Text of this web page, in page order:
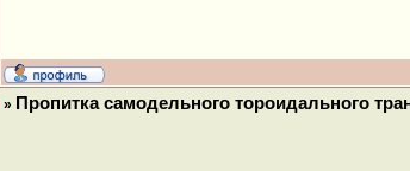
» Пропитка самодельного тороидального